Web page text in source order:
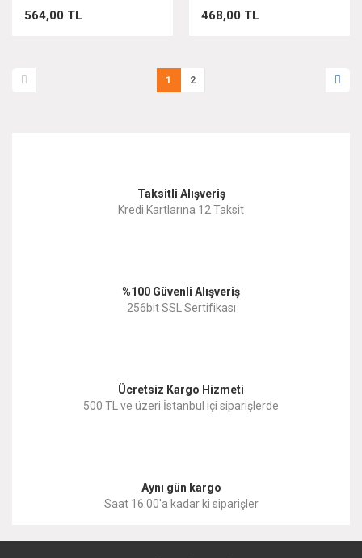
564,00 TL 468,00 TL
1 2
Taksitli Alışveriş
Kredi Kartlarına 12 Taksit
%100 Güvenli Alışveriş
256bit SSL Sertifikası
Ücretsiz Kargo Hizmeti
500 TL ve üzeri İstanbul içi siparişlerde
Aynı gün kargo
Saat 16:00'a kadar ki siparişler